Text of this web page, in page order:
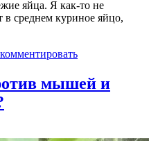
яйца. Я как-то не
в среднем куриное яйцо,
мышей и